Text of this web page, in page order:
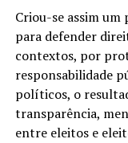
Criou-se assim um
para defender
contextos, por
responsabilidade
políticos, o
transparência,
entre eleitos e